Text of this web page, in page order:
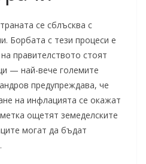
се сблъсква с
Борбата с тези процеси е
правителството стоят
— най-вече големите
предупреждава, че
на инфлацията се окажат
ощетят земеделските
могат да бъдат